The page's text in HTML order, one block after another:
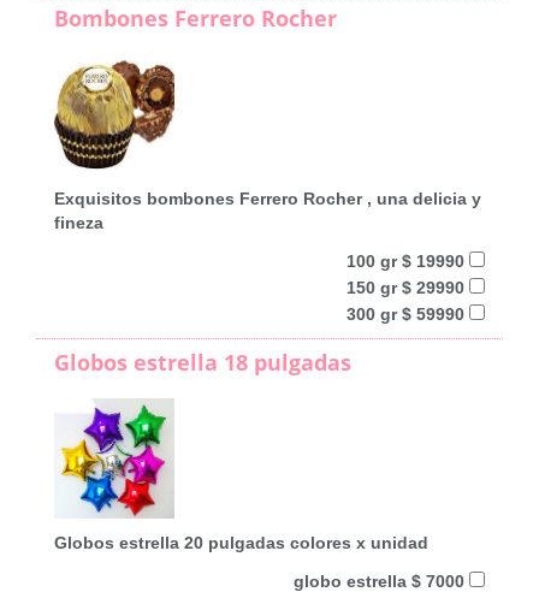
Bombones Ferrero Rocher
Exquisitos bombones Ferrero Rocher , una delicia y
fineza
100 gr $ 19990
150 gr $ 29990
300 gr $ 59990
Globos estrella 18 pulgadas
Globos estrella 20 pulgadas colores x unidad
globo estrella $ 7000